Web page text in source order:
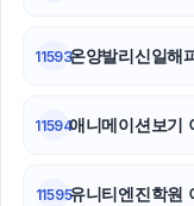
11593온양발리신일해
11594애니메이션보
11595유니티엔진학